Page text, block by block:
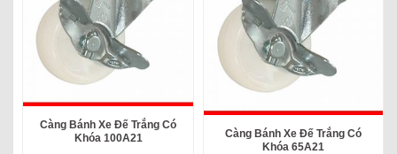
Càng Bánh Xe Đế Trắng Có
Khóa 100A21
Càng Bánh Xe Đế Trắng Có
Khóa 65A21